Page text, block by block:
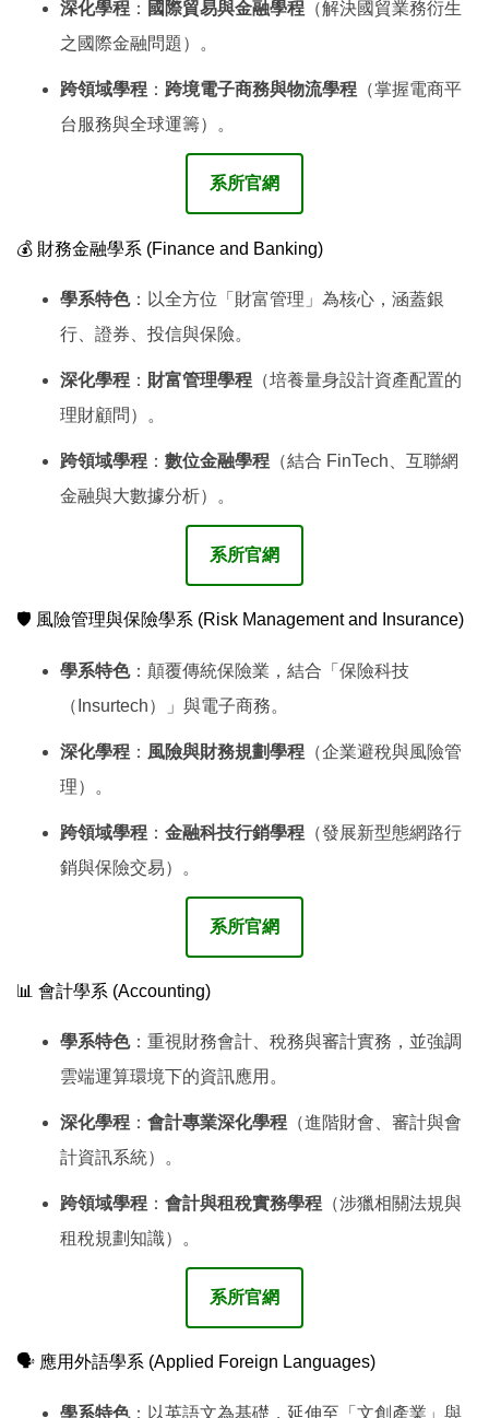
深化學程 ： 國際貿易與金融學程 （解決國貿業務衍生
之國際金融問題）。
跨領域學程 ： 跨境電子商務與物流學程 （掌握電商平
台服務與全球運籌）。
系所官網
💰 財務金融學系 (Finance and Banking)
學系特色：以全方位「財富管理」為核心，涵蓋銀
行、證券、投信與保險。
深化學程 ： 財富管理學程 （培養量身設計資產配置的
理財顧問）。
跨領域學程 ： 數位金融學程 （結合 FinTech、互聯網
金融與大數據分析）。
系所官網
🛡️ 風險管理與保險學系 (Risk Management and Insurance)
學系特色：顛覆傳統保險業，結合「保險科技
（Insurtech）」與電子商務。
深化學程 ： 風險與財務規劃學程 （企業避稅與風險管
理）。
跨領域學程 ： 金融科技行銷學程 （發展新型態網路行
銷與保險交易）。
系所官網
📊 會計學系 (Accounting)
學系特色：重視財務會計、稅務與審計實務，並強調
雲端運算環境下的資訊應用。
深化學程 ： 會計專業深化學程 （進階財會、審計與會
計資訊系統）。
跨領域學程 ： 會計與租稅實務學程 （涉獵相關法規與
租稅規劃知識）。
系所官網
🗣️ 應用外語學系 (Applied Foreign Languages)
學系特色：以英語文為基礎，延伸至「文創產業」與